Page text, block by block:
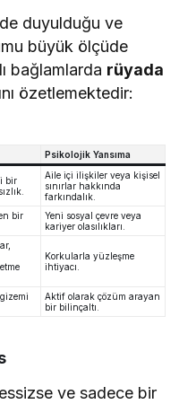
duyulduğu ve
büyük ölçüde
bağlamlarda rüyada
özetlemektedir:
Psikolojik Yansıma
bir
Aile içi ilişkiler veya kişisel
sınırlar hakkında
farkındalık.
bir
Yeni sosyal çevre veya
kariyer olasılıkları.
Korkularla yüzleşme
ihtiyacı.
Aktif olarak çözüm arayan
bir bilinçaltı.
ve sadece bir